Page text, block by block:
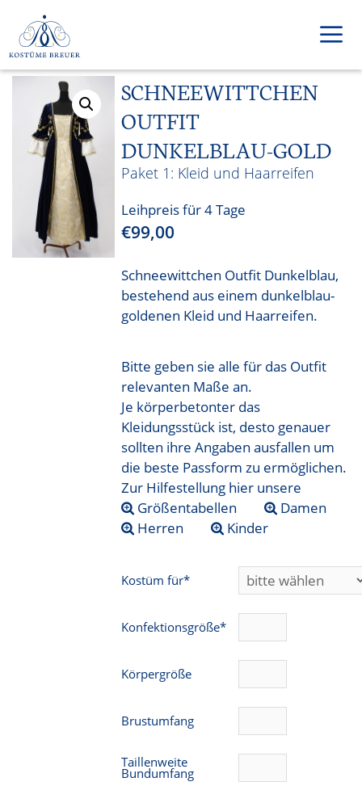
Inhalt
springen
SCHNEEWITTCHEN
OUTFIT
DUNKELBLAU-GOLD
Kleid und Haarreifen
Leihpreis für 4 Tage
€99,00
Schneewittchen Outfit Dunkelblau,
bestehend aus einem dunkelblau-
goldenen Kleid und Haarreifen.
Bitte geben sie alle für das Outfit
relevanten Maße an.
Je körperbetonter das
Kleidungsstück ist, desto genauer
sollten ihre Angaben ausfallen um
die beste Passform zu ermöglichen.
Zur Hilfestellung hier unsere
Größentabellen
Damen
Herren
Kinder
Kostüm für*
Konfektionsgröße*
Körpergröße
Brustumfang
Taillenweite
Bundumfang